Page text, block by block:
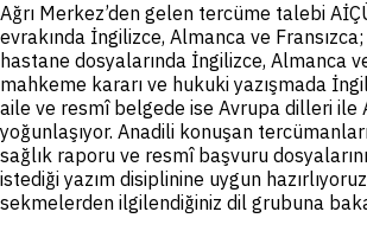
Ağrı Merkez’den gelen tercüme talebi
evrakında İngilizce, Almanca ve
hastane dosyalarında İngilizce, Almanca
mahkeme kararı ve hukuki yazışmada
aile ve resmî belgede ise Avrupa dilleri ile
yoğunlaşıyor. Anadili konuşan
sağlık raporu ve resmî başvuru
istediği yazım disiplinine uygun
sekmelerden ilgilendiğiniz dil grubuna